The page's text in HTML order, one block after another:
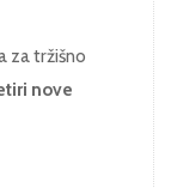
za tržišno
nove